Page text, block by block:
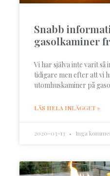
Snabb
gasolkaminer
Vi har själva inte varit så
tidigare men efter att vi
utomhuskaminer på
LÄS HELA INLÄGGET »
2020-03-13 Inga